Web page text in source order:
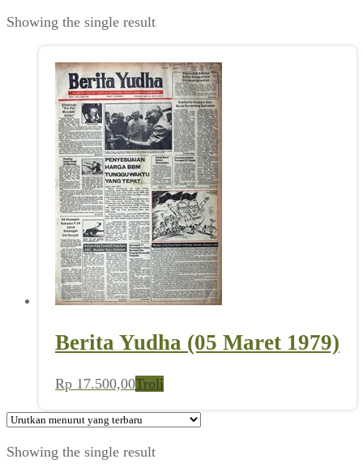
Showing the single result
Berita Yudha (05 Maret 1979)
Rp 17.500,00Troli
Showing the single result